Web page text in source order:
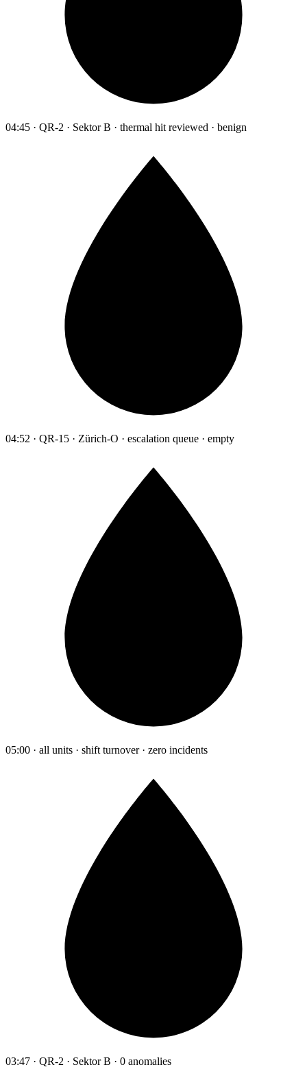
04:45 · QR-2 · Sektor B · thermal hit reviewed · benign
04:52 · QR-15 · Zürich-O · escalation queue · empty
05:00 · all units · shift turnover · zero incidents
03:47 · QR-2 · Sektor B · 0 anomalies